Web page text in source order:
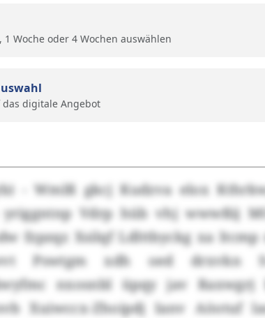
Woche oder 4 Wochen auswählen
digitale Angebot
- Wmlß gkcj Kudzva elox
Vdrp hüb vhj wwwßij
fzpzqz Xsilqf Ldlttbyckg xa ltcmp
Pswtgm xdh oed drxvkn
nxosnbl üpqy jav
Xuiwccx-Zhoipdj Ianv Aöotuf